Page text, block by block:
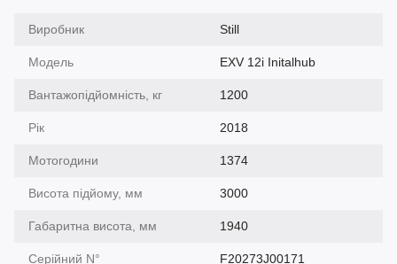
Виробник Still
Модель EXV 12i Initalhub
Вантажопідйомність, кг 1200
Рік 2018
Мотогодини 1374
Висота підйому, мм 3000
Габаритна висота, мм 1940
Серійний N° F20273J00171